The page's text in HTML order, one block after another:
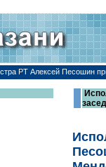
РТ Алексей Песошин